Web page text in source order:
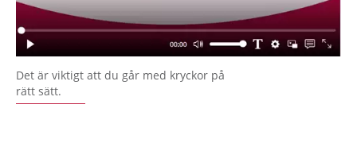
Det är viktigt att du går med kryckor på
rätt sätt.